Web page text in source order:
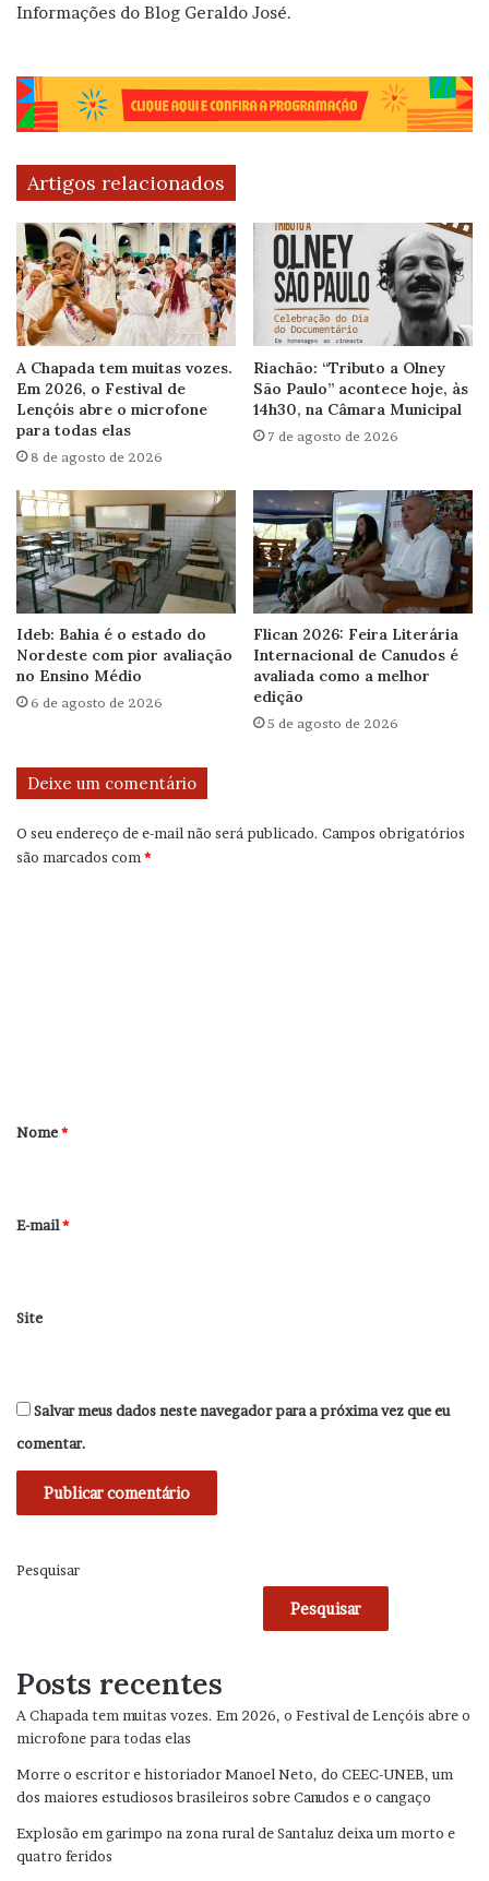
Informações do Blog Geraldo José.
Artigos relacionados
A Chapada tem muitas vozes.
Em 2026, o Festival de
Lençóis abre o microfone
para todas elas
8 de agosto de 2026
Riachão: “Tributo a Olney
São Paulo” acontece hoje, às
14h30, na Câmara Municipal
7 de agosto de 2026
Ideb: Bahia é o estado do
Nordeste com pior avaliação
no Ensino Médio
6 de agosto de 2026
Flican 2026: Feira Literária
Internacional de Canudos é
avaliada como a melhor
edição
5 de agosto de 2026
Deixe um comentário
O seu endereço de e-mail não será publicado. Campos obrigatórios
são marcados com*
r
*
Nome*
E-mail*
Site
Salvar meus dados neste navegador para a próxima vez que eu
comentar.
Pesquisar
Pesquisar
Posts recentes
A Chapada tem muitas vozes. Em 2026, o Festival de Lençóis abre o
microfone para todas elas
Morre o escritor e historiador Manoel Neto, do CEEC-UNEB, um
dos maiores estudiosos brasileiros sobre Canudos e o cangaço
Explosão em garimpo na zona rural de Santaluz deixa um morto e
quatro feridos